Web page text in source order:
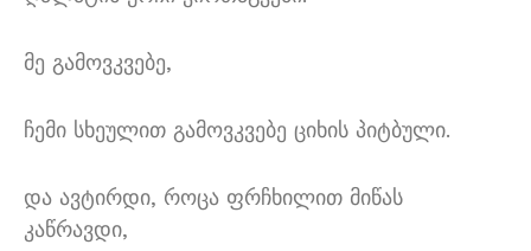
მე გამოვკვებე,
ჩემი სხეულით გამოვკვებე ციხის პიტბული.
და ავტირდი, როცა ფრჩხილით მიწას
კაწრავდი,